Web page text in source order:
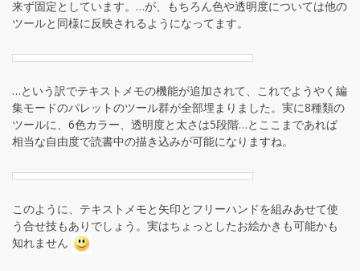
来ず固定としています。…が、もちろん色や透明度については他の
ツールと同様に反映されるようになってます。
…という訳でテキストメモの機能が追加されて、これでようやく編
集モードのパレットのツール群が全部埋まりました。実に8種類の
ツールに、6色カラー、透明度と太さは5段階…とここまであれば
相当な自由度で読書中の描き込みが可能になりますね。
このように、テキストメモと矢印とフリーハンドを組みあせて使
う合せ技もありでしょう。実はちょっとしたお絵かきも可能かも
知れません